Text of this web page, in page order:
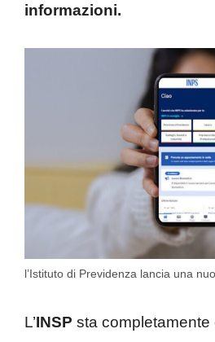
informazioni.
l’Istituto di Previdenza lancia una
L’INSP sta completamente